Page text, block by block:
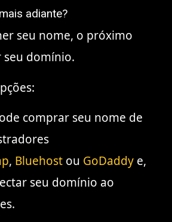
adiante?
seu nome, o próximo
seu domínio.
comprar seu nome de
, Bluehost ou GoDaddy e,
seu domínio ao